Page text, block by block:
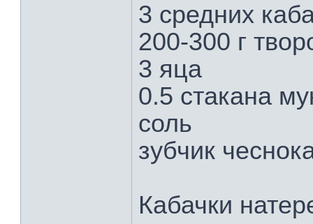
3 средних
200-300 г
3 яца
0.5 стакана
соль
зубчик
Кабачки